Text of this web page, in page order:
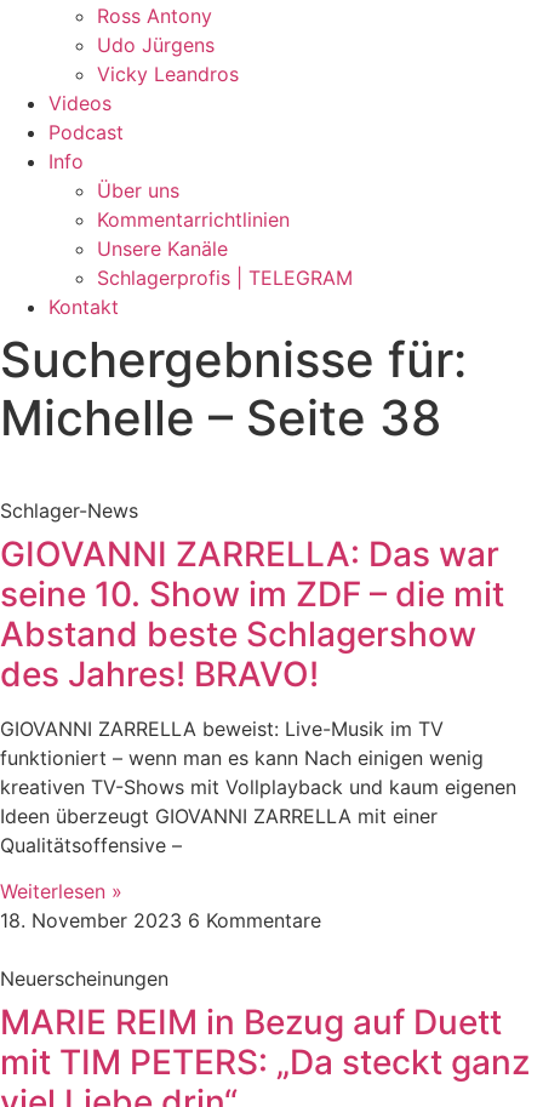
Ross Antony
Udo Jürgens
Vicky Leandros
Videos
Podcast
Info
Über uns
Kommentarrichtlinien
Unsere Kanäle
Schlagerprofis | TELEGRAM
Kontakt
Suchergebnisse für:
Michelle – Seite 38
Schlager-News
GIOVANNI ZARRELLA: Das war
seine 10. Show im ZDF – die mit
Abstand beste Schlagershow
des Jahres! BRAVO!
GIOVANNI ZARRELLA beweist: Live-Musik im TV
funktioniert – wenn man es kann Nach einigen wenig
kreativen TV-Shows mit Vollplayback und kaum eigenen
Ideen überzeugt GIOVANNI ZARRELLA mit einer
Qualitätsoffensive –
Weiterlesen »
18. November 2023 6 Kommentare
Neuerscheinungen
MARIE REIM in Bezug auf Duett
mit TIM PETERS: „Da steckt ganz